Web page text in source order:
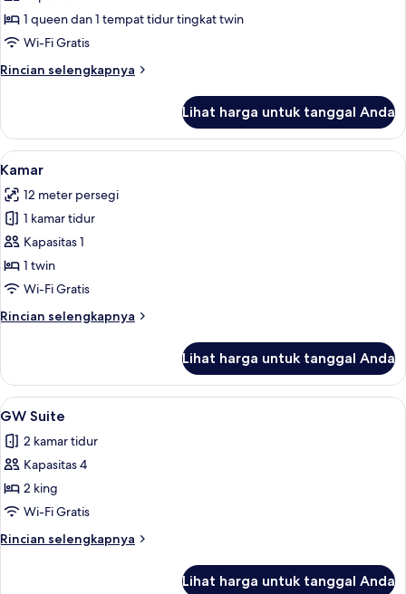
untuk
Three's
Company
1 queen dan 1 tempat tidur tingkat twin
Wi-Fi Gratis
Rincian selengkapnya
Rincian
Three's
Company
Room
Lihat harga untuk tanggal Anda
Lihat
semua
foto
untuk
Kamar
Brankas, meja kerja, setrika/meja
4
Kamar
12 meter persegi
1 kamar tidur
Kapasitas 1
1 twin
Wi-Fi Gratis
Rincian selengkapnya
Rincian
Kamar
Lihat harga untuk tanggal Anda
Lihat
semua
foto
untuk
GW
Suite
Shower, perlengkapan mandi
5
GW Suite
2 kamar tidur
Kapasitas 4
2 king
Wi-Fi Gratis
Rincian selengkapnya
Rincian
Lihat harga untuk tanggal Anda